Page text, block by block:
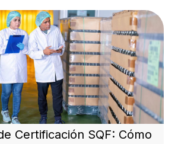
Certificación SQF: Cómo